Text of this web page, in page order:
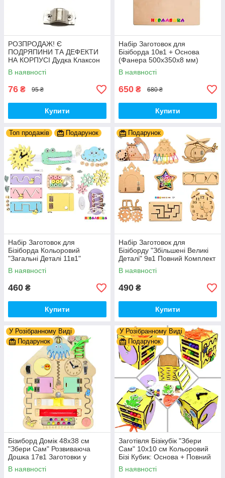
РОЗПРОДАЖ! Є
ПОДРЯПИНИ ТА ДЕФЕКТИ
НА КОРПУСІ Дудка Клаксон
для Велосипедів 14 см Фа-
Фа Пластик + Гума
В наявності
76 ₴ 95 ₴
Купити
Набір Заготовок для
Бізіборда 10в1 + Основа
(Фанера 500x350x8 мм)
Базові Деталі, Весь Комплект
- Собери Сам
В наявності
650 ₴ 680 ₴
Купити
Топ продажів Подарунок
Набір Заготовок для
Бізіборда Кольоровий
"Загальні Деталі 11в1"
Базовий Комплект (+Клей,
Шурупи) Набiр Заготівель
для Бiзiкуба
В наявності
460 ₴
Купити
Подарунок
Набір Заготовок для
Бізіборду "Збільшені Великі
Деталі" 9в1 Повний Комплект
+ Всі Кріплення
В наявності
490 ₴
Купити
У Розібранному Виді
Подарунок
Бізиборд Домік 48x38 см
"Збери Сам" Розвиваюча
Дошка 17в1 Заготовки у
Разобранному вигляді +
Деталі та Фарба
В наявності
У Розібранному Виді
Подарунок
Заготівля Бізікубік "Збери
Сам" 10х10 см Кольоровий
Бізі Кубик: Основа + Повний
Комплект (в Розібраному
Виді) Кубік Бізи, Жовтий
В наявності